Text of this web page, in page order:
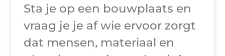
Sta je op een bouwplaats en
vraag je je af wie ervoor zorgt
dat mensen, materiaal en